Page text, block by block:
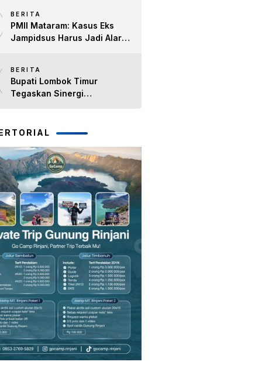
BERITA
PMII Mataram: Kasus Eks
Jampidsus Harus Jadi Alarm
BERITA
Bupati Lombok Timur
Tegaskan Sinergi
dan Kapolres Lombok Timur